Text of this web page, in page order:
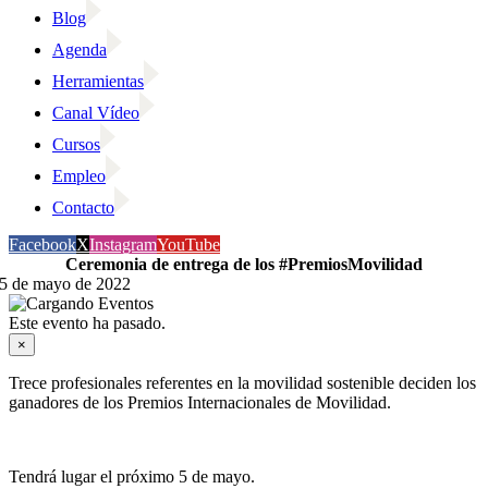
Blog
Agenda
Herramientas
Canal Vídeo
Cursos
Empleo
Contacto
FacebookXInstagramYouTube
Ceremonia de entrega de los #PremiosMovilidad
5 de mayo de 2022
Este evento ha pasado.
×
Trece profesionales referentes en la movilidad sostenible deciden los
ganadores de los Premios Internacionales de Movilidad.
Tendrá lugar el próximo 5 de mayo.